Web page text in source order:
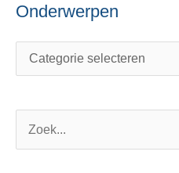
Onderwerpen